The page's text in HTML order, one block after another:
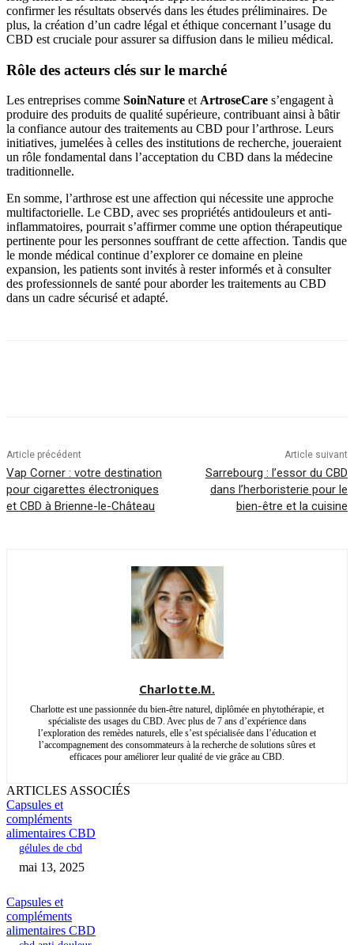
confirmer les résultats observés dans les études préliminaires. De
plus, la création d’un cadre légal et éthique concernant l’usage du
CBD est cruciale pour assurer sa diffusion dans le milieu médical.
Rôle des acteurs clés sur le marché
Les entreprises comme SoinNature et ArtroseCare s’engagent à
produire des produits de qualité supérieure, contribuant ainsi à bâtir
la confiance autour des traitements au CBD pour l’arthrose. Leurs
initiatives, jumelées à celles des institutions de recherche, joueraient
un rôle fondamental dans l’acceptation du CBD dans la médecine
traditionnelle.
En somme, l’arthrose est une affection qui nécessite une approche
multifactorielle. Le CBD, avec ses propriétés antidouleurs et anti-
inflammatoires, pourrait s’affirmer comme une option thérapeutique
pertinente pour les personnes souffrant de cette affection. Tandis que
le monde médical continue d’explorer ce domaine en pleine
expansion, les patients sont invités à rester informés et à consulter
des professionnels de santé pour aborder les traitements au CBD
dans un cadre sécurisé et adapté.
Article précédent
Vap Corner : votre destination
pour cigarettes électroniques
et CBD à Brienne-le-Château
Article suivant
Sarrebourg : l’essor du CBD
dans l’herboristerie pour le
bien-être et la cuisine
Charlotte.M.
Charlotte est une passionnée du bien-être naturel, diplômée en phytothérapie, et
spécialiste des usages du CBD. Avec plus de 7 ans d’expérience dans
l’exploration des remèdes naturels, elle s’est spécialisée dans l’éducation et
l’accompagnement des consommateurs à la recherche de solutions sûres et
efficaces pour améliorer leur qualité de vie grâce au CBD.
ARTICLES ASSOCIÉS
Capsules et
compléments
alimentaires CBD
gélules de cbd
mai 13, 2025
Capsules et
compléments
alimentaires CBD